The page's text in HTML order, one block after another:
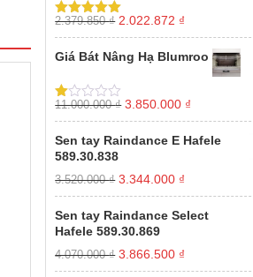
Được xếp
hạng5.005
sao
2.379.850₫ Giá
gốc
2.379.850 ₫.
2.022.872 ₫
hiện
Giá Bát Nâng Hạ Blumroo
Được
xếp
hạng
1.00
5
11.000.000₫ Giá
gốc
là:
3.850.000 ₫
hiện
tại
Sen tay Raindance E Hafele
589.30.838
3.520.000₫ Giá
gốc
là:
3.520.000 ₫.
3.344.000 ₫
hiện
tại
Sen tay Raindance Select
Hafele 589.30.869
4.070.000₫ Giá
gốc
3.866.500 ₫
hiện